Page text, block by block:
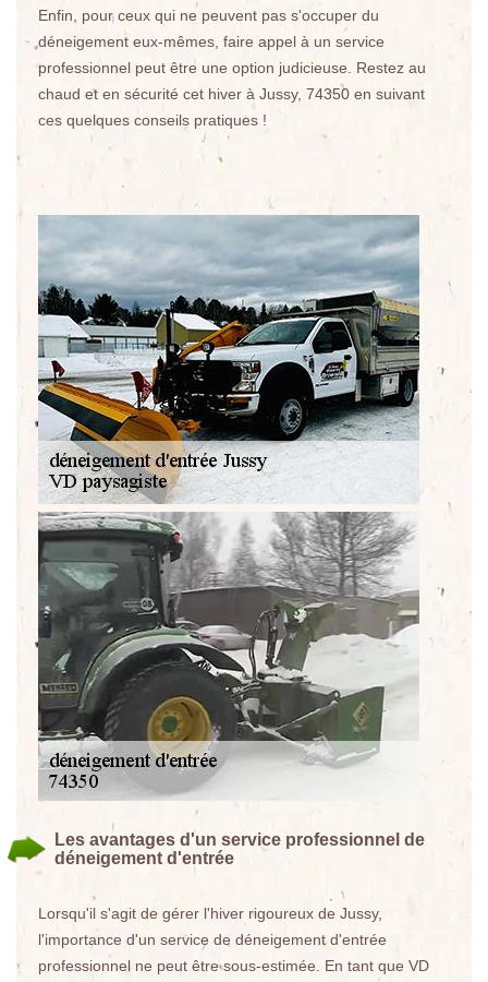
Enfin, pour ceux qui ne peuvent pas s'occuper du
déneigement eux-mêmes, faire appel à un service
professionnel peut être une option judicieuse. Restez au
chaud et en sécurité cet hiver à Jussy, 74350 en suivant
ces quelques conseils pratiques !
Les avantages d'un service professionnel de
déneigement d'entrée
Lorsqu'il s'agit de gérer l'hiver rigoureux de Jussy,
l'importance d'un service de déneigement d'entrée
professionnel ne peut être sous-estimée. En tant que VD